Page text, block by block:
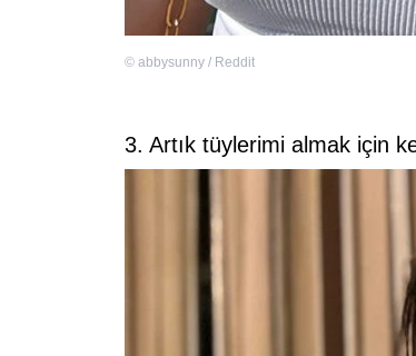
© abbysunny / Reddit
3. Artık tüylerimi almak için